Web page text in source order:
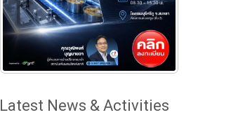
Latest News & Activities